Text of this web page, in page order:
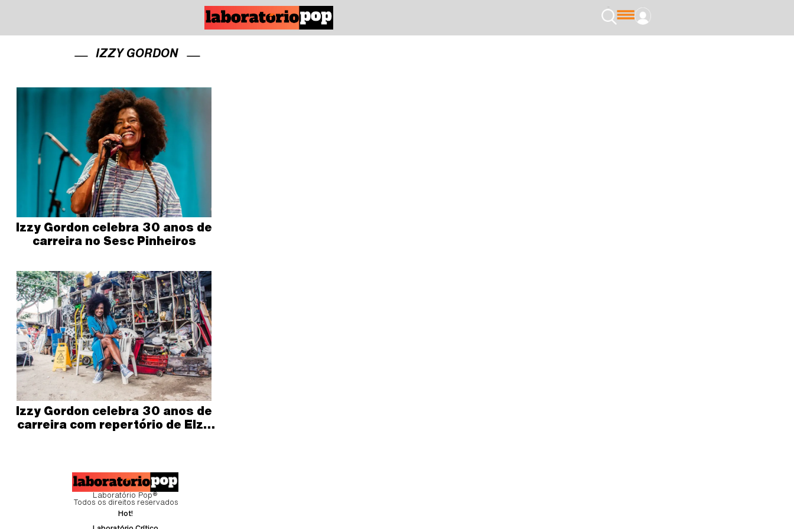
IZZY GORDON
Izzy Gordon celebra 30 anos de
carreira no Sesc Pinheiros
Izzy Gordon celebra 30 anos de
carreira com repertório de Elza
Laboratório Pop®
Todos os direitos reservados
Hot!